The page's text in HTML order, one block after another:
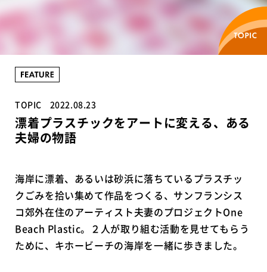
TOPIC 2022.08.23
漂着プラスチックをアートに変える、ある
夫婦の物語
海岸に漂着、あるいは砂浜に落ちているプラスチッ
クごみを拾い集めて作品をつくる、サンフランシス
コ郊外在住のアーティスト夫妻のプロジェクトOne
Beach Plastic。２人が取り組む活動を見せてもらう
ために、キホービーチの海岸を一緒に歩きました。